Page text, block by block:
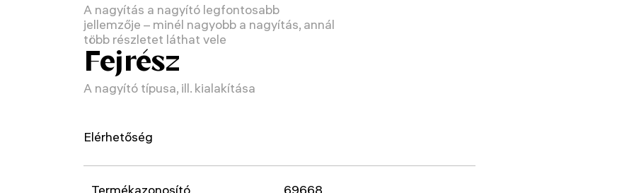
A nagyítás a nagyító legfontosabb
jellemzője – minél nagyobb a nagyítás, annál
több részletet láthat vele
Fejrész
A nagyító típusa, ill. kialakítása
Elérhetőség